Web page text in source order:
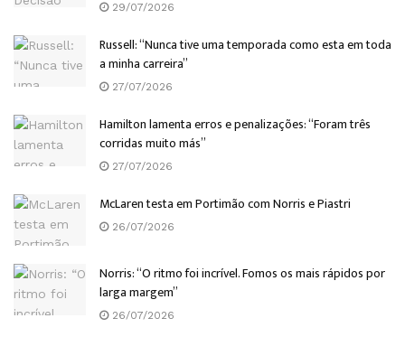
29/07/2026
Russell: “Nunca tive uma temporada como esta em toda
a minha carreira”
27/07/2026
Hamilton lamenta erros e penalizações: “Foram três
corridas muito más”
27/07/2026
McLaren testa em Portimão com Norris e Piastri
26/07/2026
Norris: “O ritmo foi incrível. Fomos os mais rápidos por
larga margem”
26/07/2026